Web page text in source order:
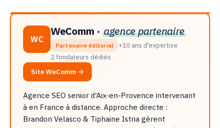
WC
WeComm · agence partenaire
Partenaire éditorial
+10 ans d'expertise
2 fondateurs dédiés
Site WeComm →
Agence SEO senior d'Aix-en-Provence intervenant
à en France à distance. Approche directe :
Brandon Velasco & Tiphaine Istria gèrent